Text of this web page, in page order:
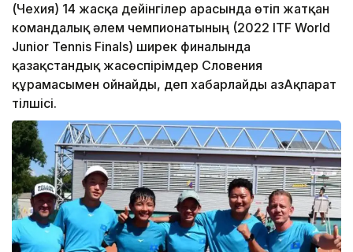
(Чехия) 14 жасқа дейінгілер арасында өтіп жатқан
командалық әлем чемпионатының (2022 ITF World
Junior Tennis Finals) ширек финалында
қазақстандық жасөспірімдер Словения
құрамасымен ойнайды, деп хабарлайды ҚазАқпарат
тілшісі.